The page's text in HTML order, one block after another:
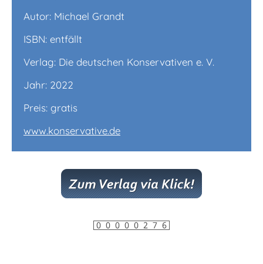
Autor: Michael Grandt
ISBN: entfällt
Verlag: Die deutschen Konservativen e. V.
Jahr: 2022
Preis: gratis
www.konservative.de